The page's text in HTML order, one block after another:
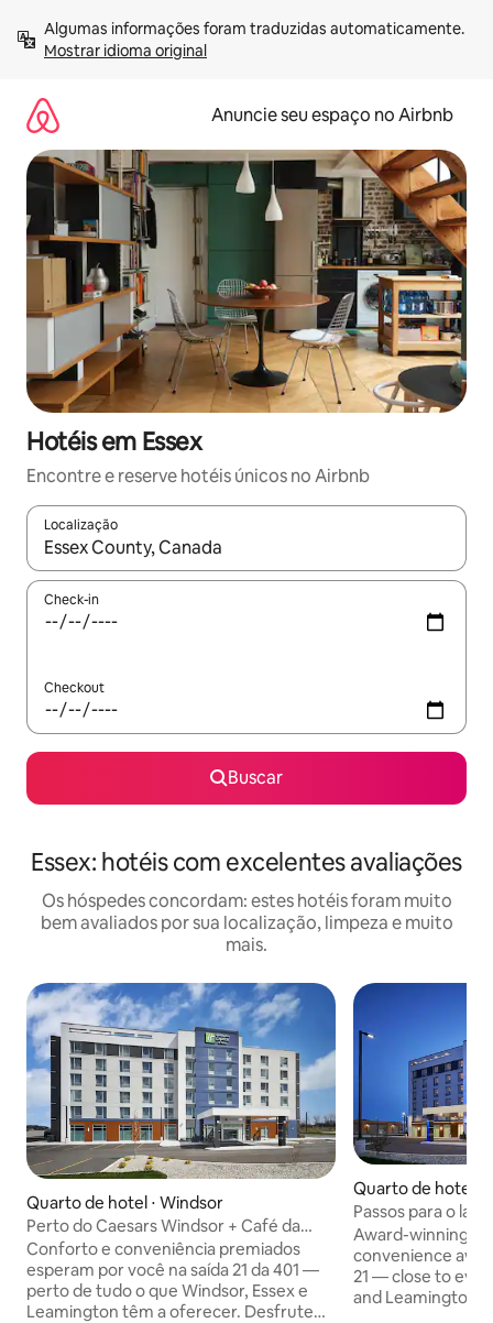
para
Mostrar idioma original
Anuncie seu espaço no Airbnb
Hotéis em Essex
Encontre e reserve hotéis únicos no Airbnb
Localização
Quando os resultados estiverem disponíveis, explore-os
Check-in
Checkout
Buscar
Essex: hotéis com excelentes avaliações
Os hóspedes concordam: estes hotéis foram muito
bem avaliados por sua localização, limpeza e muito
mais.
Quarto de hotel ⋅ Windsor
Perto do Caesars Windsor + Café da
manhã e piscina gratuitos
Conforto e conveniência premiados
esperam por você na saída 21 da 401 —
perto de tudo o que Windsor, Essex e
Leamington têm a oferecer. Desfrute
Quarto de hotel ⋅
Passos para o
manhã e piscina
Award-winning
convenience
21 — close to
and Leamington